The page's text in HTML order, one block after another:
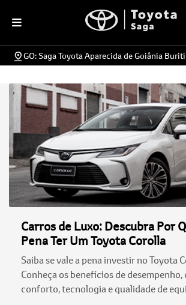
GO: Saga Toyota Aparecida de Goiânia Buriti
Carros de Luxo: Descubra Por
Pena Ter Um Toyota Corolla
Saiba se vale a pena investir no Toyota
Conheça os benefícios de desempenho,
conforto, tecnologia e qualidade de